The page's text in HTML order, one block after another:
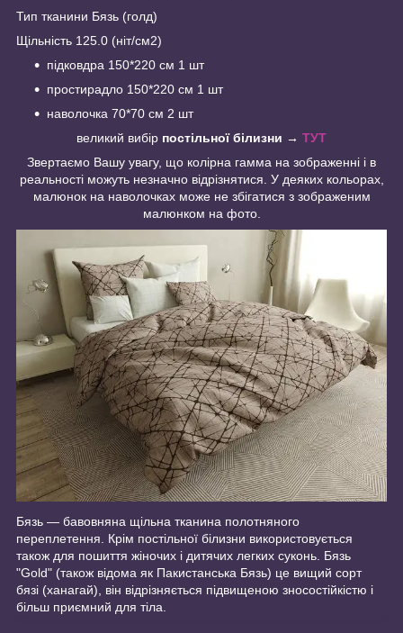
Тип тканини Бязь (голд)
Щільність 125.0 (ніт/см2)
підковдра 150*220 см 1 шт
простирадло 150*220 см 1 шт
наволочка 70*70 см 2 шт
великий вибір постільної білизни → ТУТ
Звертаємо Вашу увагу, що колірна гамма на зображенні і в
реальності можуть незначно відрізнятися. У деяких кольорах,
малюнок на наволочках може не збігатися з зображеним
малюнком на фото.
Бязь ― бавовняна щільна тканина полотняного
переплетення. Крім постільної білизни використовується
також для пошиття жіночих і дитячих легких суконь. Бязь
"Gold" (також відома як Пакистанська Бязь) це вищий сорт
бязі (ханагай), він відрізняється підвищеною зносостійкістю і
більш приємний для тіла.